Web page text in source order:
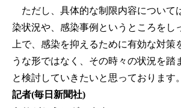
ただし、具体的な制限内容について
染状況や、感染事例というところをし
上で、感染を抑えるために有効な対策
うな形ではなく、その時々の状況を踏
と検討していきたいと思っております。
記者(毎日新聞社)